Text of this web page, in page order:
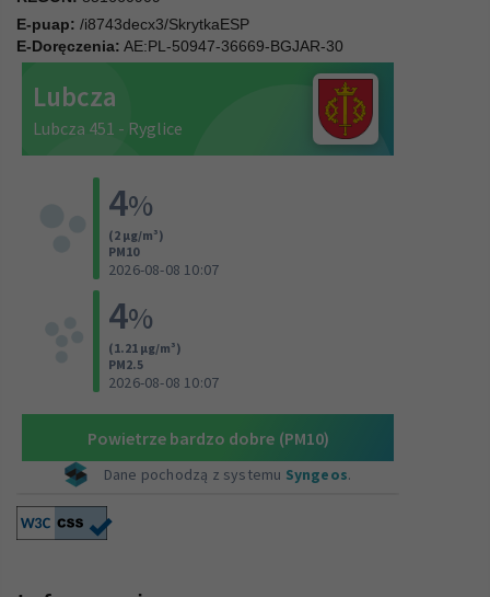
E-puap: /i8743decx3/SkrytkaESP
E-Doręczenia: AE:PL-50947-36669-BGJAR-30